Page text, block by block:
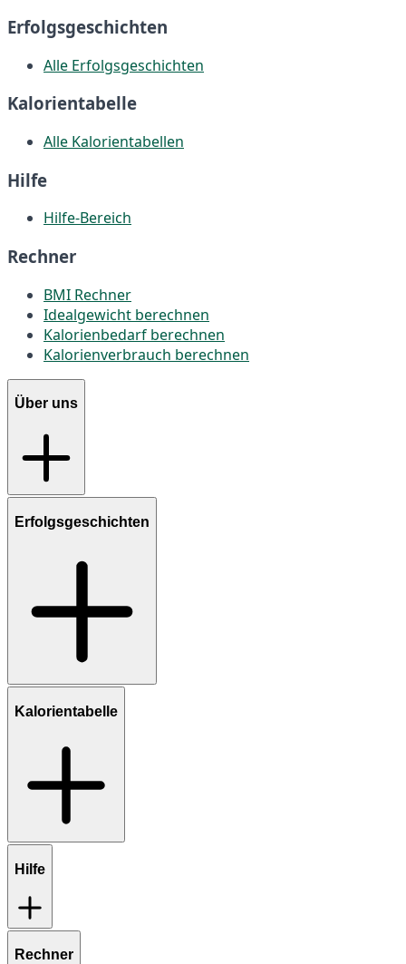
Erfolgsgeschichten
Alle Erfolgsgeschichten
Kalorientabelle
Alle Kalorientabellen
Hilfe
Hilfe-Bereich
Rechner
BMI Rechner
Idealgewicht berechnen
Kalorienbedarf berechnen
Kalorienverbrauch berechnen
Über uns
Erfolgsgeschichten
Kalorientabelle
Hilfe
Rechner